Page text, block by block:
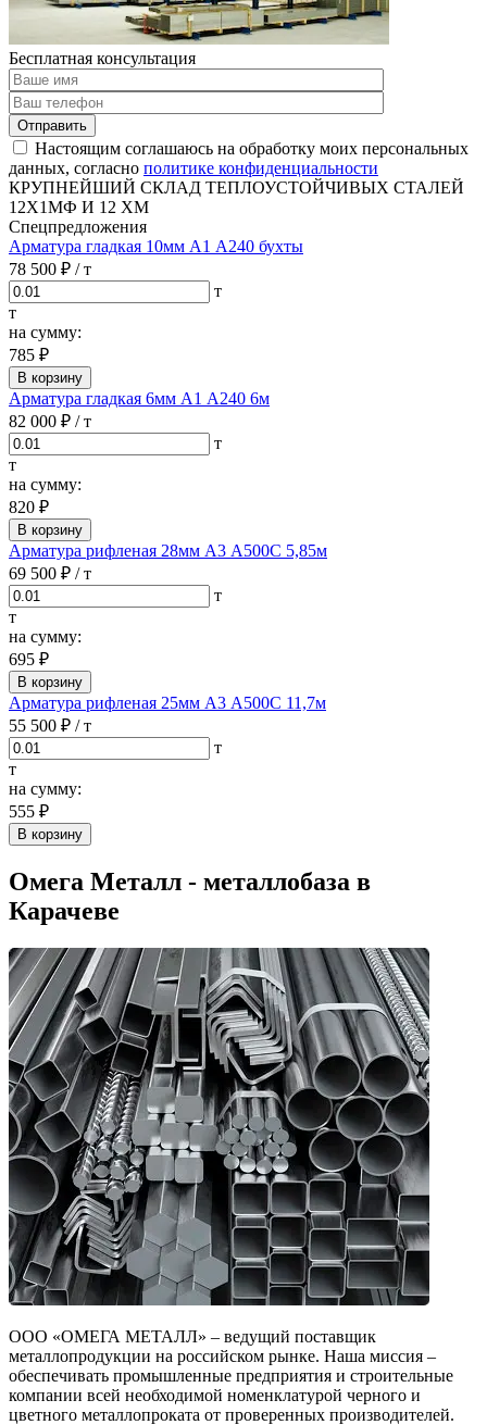
Бесплатная консультация
Отправить
Настоящим соглашаюсь на обработку моих персональных
данных, согласно политике конфиденциальности
КРУПНЕЙШИЙ СКЛАД ТЕПЛОУСТОЙЧИВЫХ СТАЛЕЙ
12Х1МФ И 12 ХМ
Спецпредложения
Арматура гладкая 10мм А1 А240 бухты
78 500 ₽ / т
т
т
на сумму:
785 ₽
В корзину
Арматура гладкая 6мм А1 А240 6м
82 000 ₽ / т
т
т
на сумму:
820 ₽
В корзину
Арматура рифленая 28мм А3 А500С 5,85м
69 500 ₽ / т
т
т
на сумму:
695 ₽
В корзину
Арматура рифленая 25мм А3 А500С 11,7м
55 500 ₽ / т
т
т
на сумму:
555 ₽
В корзину
Омега Металл - металлобаза в
Карачеве
ООО «ОМЕГА МЕТАЛЛ» – ведущий поставщик
металлопродукции на российском рынке. Наша миссия –
обеспечивать промышленные предприятия и строительные
компании всей необходимой номенклатурой черного и
цветного металлопроката от проверенных производителей.